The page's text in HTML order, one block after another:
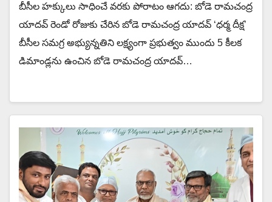
బీసీల హక్కులు సాధించే వరకు పోరాటం ఆగదు: బోడె రామచంద్ర
యాదవ్ రెండో రోజుకు చేరిన బోడె రామచంద్ర యాదవ్ ‘ధర్మ దీక్ష’
బీసీల సమగ్ర అభ్యున్నతిని లక్ష్యంగా ప్రభుత్వం ముందు 5 కీలక
డిమాండ్లను ఉంచిన‌ బోడె రామచంద్ర యాదవ్…